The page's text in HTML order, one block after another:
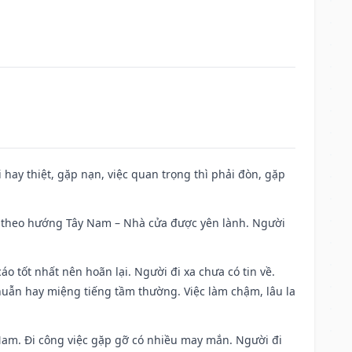
thiệt, gặp nạn, việc quan trọng thì phải đòn, gặp
hướng Tây Nam – Nhà cửa được yên lành. Người
tốt nhất nên hoãn lại. Người đi xa chưa có tin về.
hay miệng tiếng tầm thường. Việc làm chậm, lâu la
Đi công việc gặp gỡ có nhiều may mắn. Người đi